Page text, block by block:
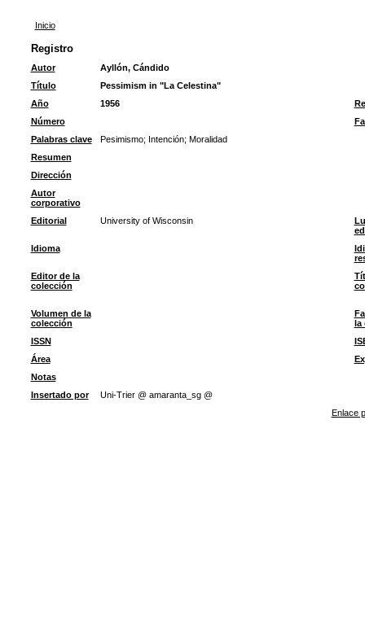
Inicio
Registro
Autor
Ayllón, Cándido
Título
Pessimism in "La Celestina"
Año
1956
Número
Palabras clave
Pesimismo; Intención; Moralidad
Resumen
Dirección
Autor
corporativo
Editorial
University of Wisconsin
Idioma
Editor de la
colección
Volumen de la
colección
la
ISSN
Área
Notas
Insertado por
Uni-Trier @ amaranta_sg @
Enlace